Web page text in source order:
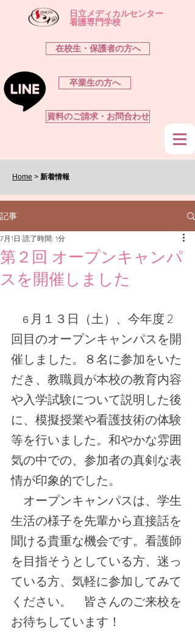
​日立メディカルセンター
看護専門学校
在校生・保護者の方へ
卒業生の方へ
資料のご請求・お問合わせ
Home > 新着情報
記事
第２回 オープンキャンパ
スを開催しました
7月1日 読了時間: 1分
６ 月１３日（土）、今年度 2
回目のオープンキャンパスを開
催しました。８名に参加をいた
だき、教職員が本校の教育内容
や入学試験について説明した後
に、模擬授業や看護技術の体験
等を行いました。和やかな雰囲
気の中での、参加者の真剣な表
情が印象的でした。
オープンキャンパスは、学生
生活の様子を先輩から直接話を
聞ける貴重な機会です。看護師
を目指そうとしている方、迷っ
ている方、気軽に参加してみて
ください。　皆さんのご来校を
お待ちしています！